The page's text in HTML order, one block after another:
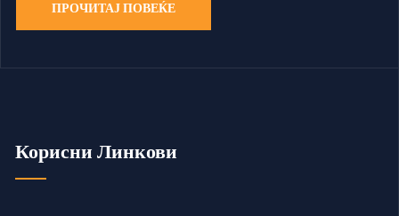
ПРОЧИТАЈ ПОВЕЌЕ
Корисни Линкови